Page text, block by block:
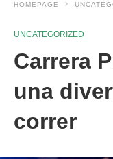
HOMEPAGE
UNCATEGORIZED
Carrera
una
correr